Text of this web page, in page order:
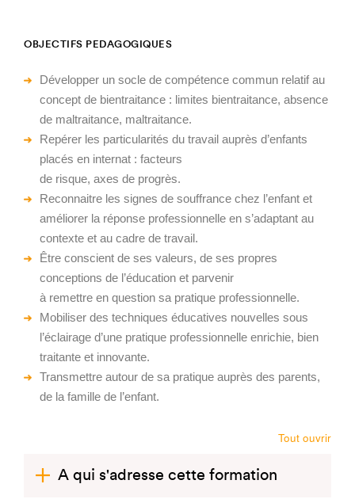
OBJECTIFS PEDAGOGIQUES
Développer un socle de compétence commun relatif au
concept de bientraitance : limites bientraitance, absence
de maltraitance, maltraitance.
Repérer les particularités du travail auprès d’enfants
placés en internat : facteurs
de risque, axes de progrès.
Reconnaitre les signes de souffrance chez l’enfant et
améliorer la réponse professionnelle en s’adaptant au
contexte et au cadre de travail.
Être conscient de ses valeurs, de ses propres
conceptions de l’éducation et parvenir
à remettre en question sa pratique professionnelle.
Mobiliser des techniques éducatives nouvelles sous
l’éclairage d’une pratique professionnelle enrichie, bien
traitante et innovante.
Transmettre autour de sa pratique auprès des parents,
de la famille de l’enfant.
Tout ouvrir
A qui s'adresse cette formation